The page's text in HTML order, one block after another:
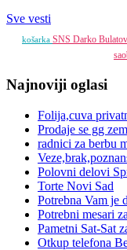
Sve vesti
košarka SNS Darko
Najnoviji oglasi
Folija,cuva
Prodaje se gg
radnici za berbu
Polovni delovi
Torte Novi Sad
Potrebna Vam je
Potrebni mesari
Pametni Sat-Sat
Otkup telefona